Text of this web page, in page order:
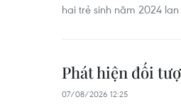
hai trẻ sinh năm 2024
Phát hiện đối
07/08/2026 12:25